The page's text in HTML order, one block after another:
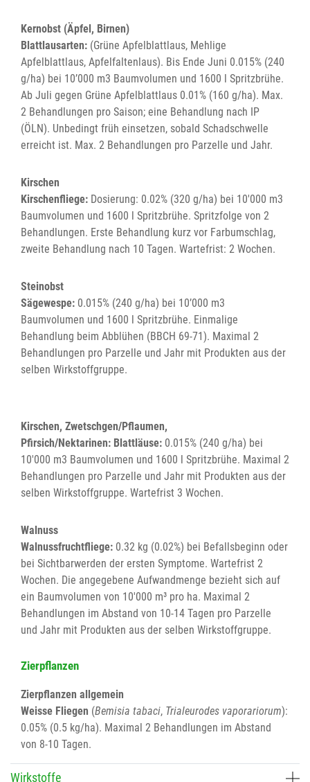
Kernobst (Äpfel, Birnen)
Blattlausarten: (Grüne Apfelblattlaus, Mehlige
Apfelblattlaus, Apfelfaltenlaus). Bis Ende Juni 0.015% (240
g/ha) bei 10’000 m3 Baumvolumen und 1600 l Spritzbrühe.
Ab Juli gegen Grüne Apfelblattlaus 0.01% (160 g/ha). Max.
2 Behandlungen pro Saison; eine Behandlung nach IP
(ÖLN). Unbedingt früh einsetzen, sobald Schadschwelle
erreicht ist. Max. 2 Behandlungen pro Parzelle und Jahr.
Kirschen
Kirschenfliege: Dosierung: 0.02% (320 g/ha) bei 10'000 m3
Baumvolumen und 1600 l Spritzbrühe. Spritzfolge von 2
Behandlungen. Erste Behandlung kurz vor Farbumschlag,
zweite Behandlung nach 10 Tagen. Wartefrist: 2 Wochen.
Steinobst
Sägewespe: 0.015% (240 g/ha) bei 10’000 m3
Baumvolumen und 1600 l Spritzbrühe. Einmalige
Behandlung beim Abblühen (BBCH 69-71). Maximal 2
Behandlungen pro Parzelle und Jahr mit Produkten aus der
selben Wirkstoffgruppe.
Kirschen, Zwetschgen/Pflaumen,
Pfirsich/Nektarinen: Blattläuse: 0.015% (240 g/ha) bei
10'000 m3 Baumvolumen und 1600 l Spritzbrühe. Maximal 2
Behandlungen pro Parzelle und Jahr mit Produkten aus der
selben Wirkstoffgruppe. Wartefrist 3 Wochen.
Walnuss
Walnussfruchtfliege: 0.32 kg (0.02%) bei Befallsbeginn oder
bei Sichtbarwerden der ersten Symptome. Wartefrist 2
Wochen. Die angegebene Aufwandmenge bezieht sich auf
ein Baumvolumen von 10'000 m³ pro ha. Maximal 2
Behandlungen im Abstand von 10-14 Tagen pro Parzelle
und Jahr mit Produkten aus der selben Wirkstoffgruppe.
Zierpflanzen
Zierpflanzen allgemein
Weisse Fliegen (Bemisia tabaci, Trialeurodes vaporariorum):
0.05% (0.5 kg/ha). Maximal 2 Behandlungen im Abstand
von 8-10 Tagen.
Wirkstoffe